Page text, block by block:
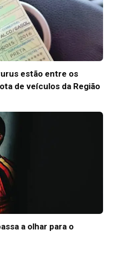
estão entre os
de veículos da Região
a olhar para o